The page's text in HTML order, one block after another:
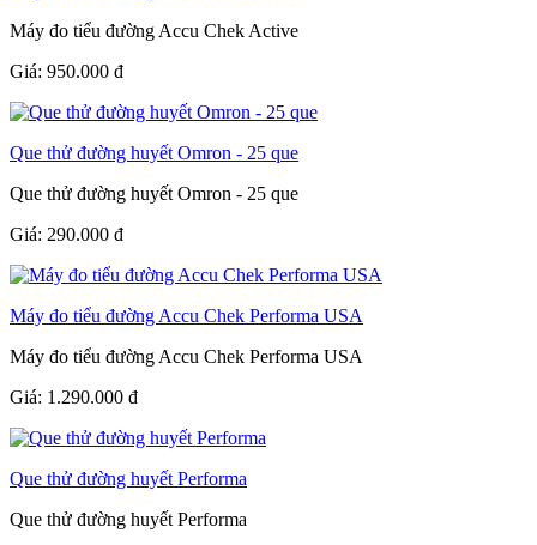
Máy đo tiểu đường Accu Chek Active
Giá: 950.000 đ
Que thử đường huyết Omron - 25 que
Que thử đường huyết Omron - 25 que
Giá: 290.000 đ
Máy đo tiểu đường Accu Chek Performa USA
Máy đo tiểu đường Accu Chek Performa USA
Giá: 1.290.000 đ
Que thử đường huyết Performa
Que thử đường huyết Performa